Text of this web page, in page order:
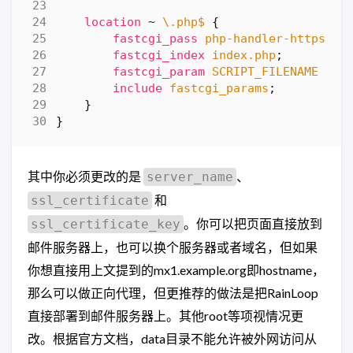
location ~ \.php$
{
fastcgi_pass
php-handler-https
fastcgi_index index.php ;
fastcgi_param SCRIPT_FILENAME
include fastcgi_params ;
}
}
其中你必须更改的是 server_name 、
ssl_certificate 和
ssl_certificate_key 。你可以把页面直接放到
邮件服务器上，也可以换个服务器或者域名，但如果
你想直接用上文提到的mx1.example.org即hostname，
那么可以做正向代理，但更推荐的做法是把RainLoop
直接部署到邮件服务器上。其他root等项视情况更
改。根据官方文档，data目录不能允许被外网访问从